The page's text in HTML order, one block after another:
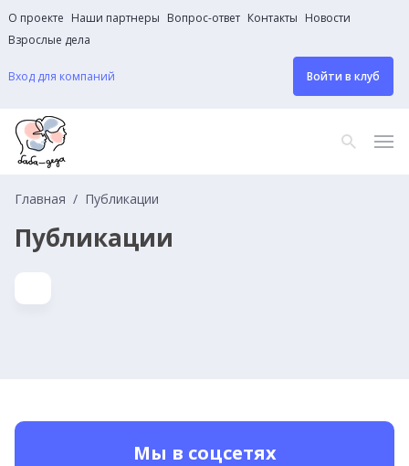
О проекте Наши партнеры Вопрос-ответ Контакты Новости
Взрослые дела
Вход для компаний Войти в клуб
Главная Публикации
Публикации
Мы в соцсетях